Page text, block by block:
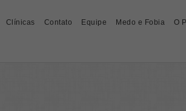
Clínicas Contato Equipe Medo e Fobia O